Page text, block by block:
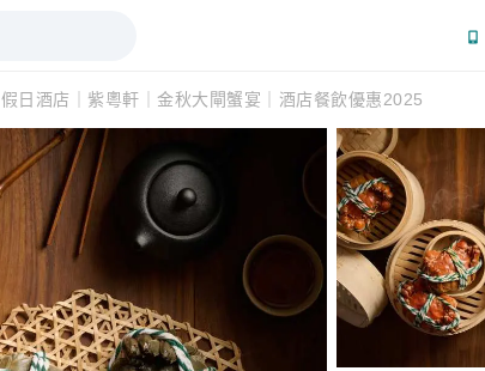
日酒店｜紫粵軒｜金秋大閘蟹宴｜酒店餐飲優惠2025